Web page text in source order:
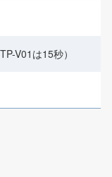
V01は15秒）